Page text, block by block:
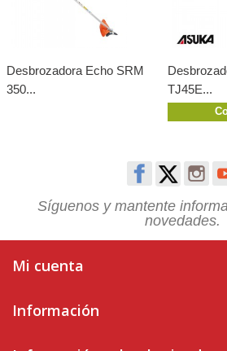
Desbrozadora Echo SRM
350...
TJ45E...
Síguenos y mantente
novedades.
Mi cuenta
Información